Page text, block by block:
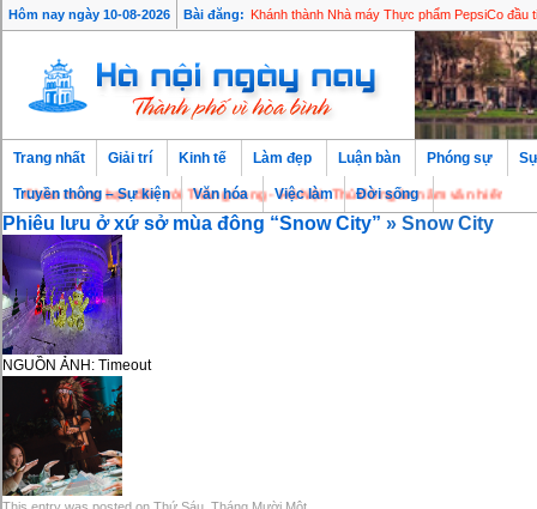
Hôm nay ngày 10-08-2026 Bài đăng: Khánh thành Nhà máy Thực phẩm PepsiCo đầu
Chào mừng bạn đến với Thăng Long - Hà Nội, Thủ đô ngàn năm văn hiến
Trang nhất Giải trí Kinh tế Làm đẹp Luận bàn Phóng sự
Truyền thông – Sự kiện Văn hóa Việc làm Đời sống
Phiêu lưu ở xứ sở mùa đông “Snow City” » Snow City
NGUỒN ẢNH: Timeout